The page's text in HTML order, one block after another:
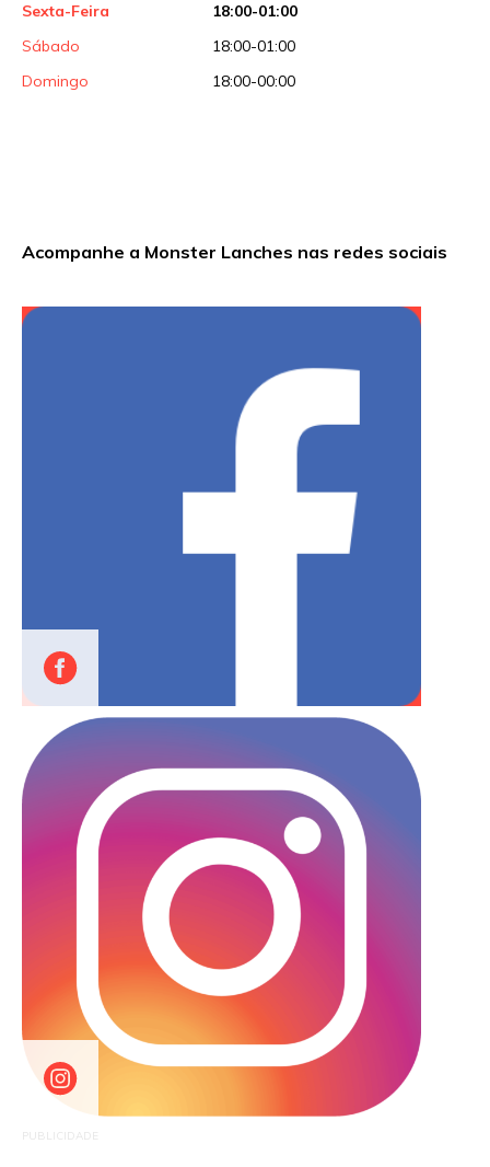
Sexta-Feira
18:00-01:00
Sábado
18:00-01:00
Domingo
18:00-00:00
Acompanhe a Monster Lanches nas redes sociais
PUBLICIDADE